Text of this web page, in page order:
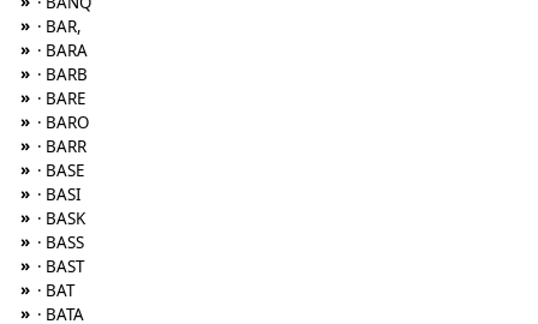
» · BAR,
» · BARA
» · BARB
» · BARE
» · BARO
» · BARR
» · BASE
» · BASI
» · BASK
» · BASS
» · BAST
» · BAT
» · BATA